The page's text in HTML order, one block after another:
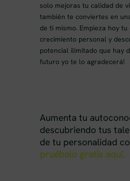
solo mejoras tu calidad de
también te conviertes en
de ti mismo. Empieza hoy
crecimiento personal y
potencial ilimitado que hay
futuro yo te lo agradecerá!
Aumenta tu
descubriendo tus
de tu personalidad
pruébalo gratis aquí.